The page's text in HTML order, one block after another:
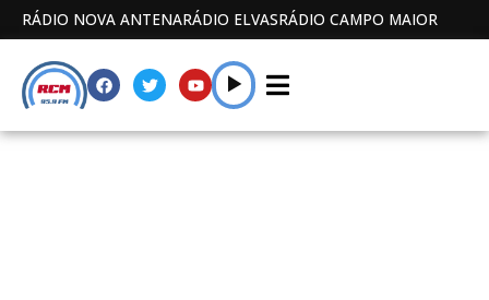
RÁDIO NOVA ANTENARÁDIO ELVASRÁDIO CAMPO MAIOR